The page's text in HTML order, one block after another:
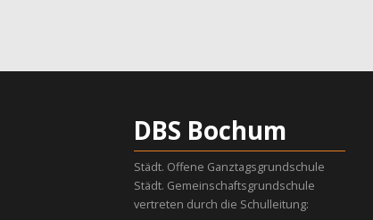
DBS Bochum
Städt. Offene Ganztagsgrundschule
Städt. Gemeinschaftsgrundschule
vertreten durch die Schulleitung: